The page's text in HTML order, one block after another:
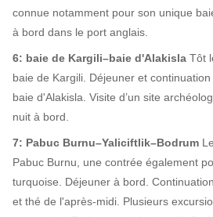
connue notamment pour son unique
à bord dans le port anglais.
6: baie de Kargili–baie d'Alakisla Tôt
baie de Kargili. Déjeuner et
baie d'Alakisla. Visite d’un site
nuit à bord.
7: Pabuc Burnu–Yaliciftlik–Bodrum
Pabuc Burnu, une contrée également
turquoise. Déjeuner à bord.
et thé de l'après-midi. Plusieurs